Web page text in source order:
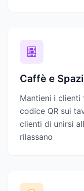
Caffè e
Mantieni i clienti
codice QR sui
clienti di unirsi
rilassano